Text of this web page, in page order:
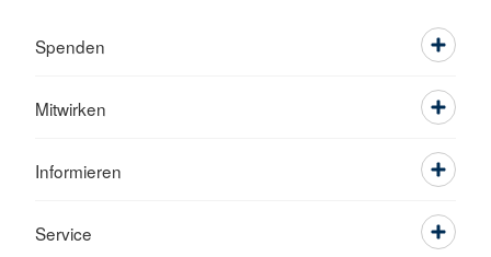
Spenden
Mitwirken
Informieren
Service